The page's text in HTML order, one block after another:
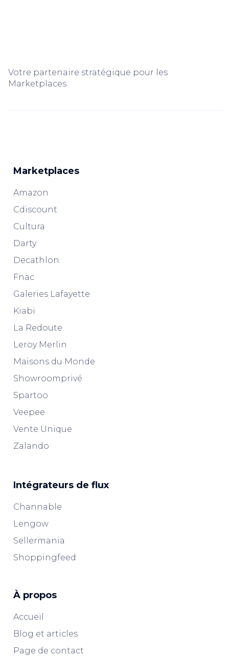
Votre partenaire stratégique pour les
Marketplaces
Marketplaces
Amazon
Cdiscount
Cultura
Darty
Decathlon
Fnac
Galeries Lafayette
Kiabi
La Redoute
Leroy Merlin
Maisons du Monde
Showroomprivé
Spartoo
Veepee
Vente Unique
Zalando
Intégrateurs de flux
Channable
Lengow
Sellermania
Shoppingfeed
À propos
Accueil
Blog et articles
Page de contact